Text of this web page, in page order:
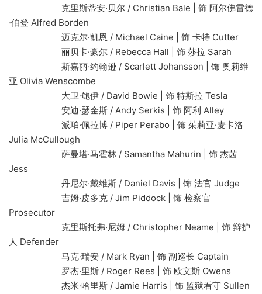
克里斯蒂安·贝尔 / Christian Bale | 饰 阿尔佛雷德
·伯登 Alfred Borden
迈克尔·凯恩 / Michael Caine | 饰 卡特 Cutter
丽贝卡·豪尔 / Rebecca Hall | 饰 莎拉 Sarah
斯嘉丽·约翰逊 / Scarlett Johansson | 饰 奥莉维
亚 Olivia Wenscombe
大卫·鲍伊 / David Bowie | 饰 特斯拉 Tesla
安迪·瑟金斯 / Andy Serkis | 饰 阿利 Alley
派珀·佩拉博 / Piper Perabo | 饰 茱莉亚·麦卡洛
Julia McCullough
萨曼塔·马霍林 / Samantha Mahurin | 饰 杰茜
Jess
丹尼尔·戴维斯 / Daniel Davis | 饰 法官 Judge
吉姆·皮多克 / Jim Piddock | 饰 检察官
Prosecutor
克里斯托弗·尼姆 / Christopher Neame | 饰 辩护
人 Defender
马克·瑞安 / Mark Ryan | 饰 副巡长 Captain
罗杰·里斯 / Roger Rees | 饰 欧文斯 Owens
杰米·哈里斯 / Jamie Harris | 饰 监狱看守 Sullen